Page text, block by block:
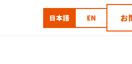
日本語 EN お